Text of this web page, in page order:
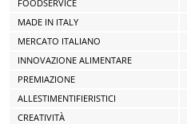
FOODSERVICE
MADE IN ITALY
MERCATO ITALIANO
INNOVAZIONE ALIMENTARE
PREMIAZIONE
ALLESTIMENTIFIERISTICI
CREATIVITÀ